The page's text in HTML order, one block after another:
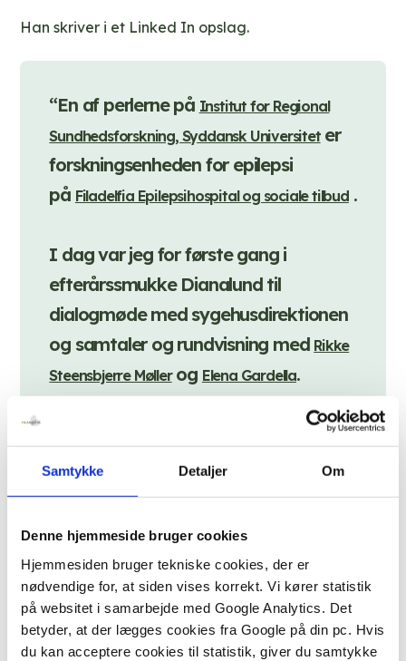
Samtykke Detaljer Om
Denne hjemmeside bruger cookies
Hjemmesiden bruger tekniske cookies, der er
nødvendige for, at siden vises korrekt. Vi kører statistik
på websitet i samarbejde med Google Analytics. Det
betyder, at der lægges cookies fra Google på din pc. Hvis
du kan acceptere cookies til statistik, giver du samtykke
Han skriver i et Linked In opslag.
“En af perlerne på Institut for Regional
Sundhedsforskning, Syddansk Universiteter
forskningsenheden for epilepsi
på Filadelfia Epilepsihospital og sociale tilbud.
I dag var jeg for første gang i
efterårssmukke Dianalund til
dialogmøde med sygehusdirektionen
og samtaler og rundvisning med Rikke
Steensbjerre Møllerog Elena Gardella.
bredden, stabilt publiceret i >50 peer
reviewede artikler om året i de bedste
ekstern finansiering.
Og – som det vigtigste – hurtig og
konsekvent implementering af egne
forskningsresultater i behandlingen af